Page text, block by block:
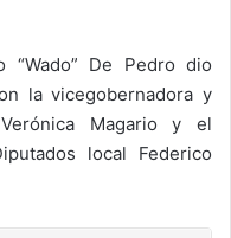
De Pedro dio
la vicegobernadora y
Magario y el
local Federico